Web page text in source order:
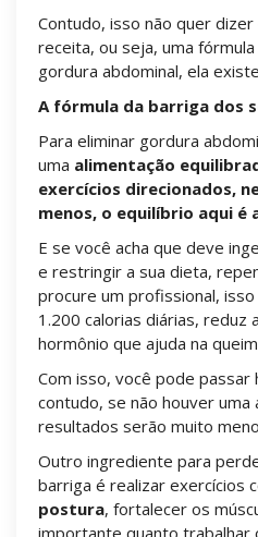
Contudo, isso não quer
receita, ou seja, uma
gordura abdominal, ela
A fórmula da barriga dos
Para eliminar gordura
uma alimentação
exercícios direcionados,
menos, o equilíbrio aqui é
E se você acha que deve
e restringir a sua dieta,
procure um profissional,
1.200 calorias diárias, reduz
hormônio que ajuda na
Com isso, você pode
contudo, se não houver uma
resultados serão muito
Outro ingrediente para
barriga é realizar exercícios
postura, fortalecer os
importante quanto trabalhar